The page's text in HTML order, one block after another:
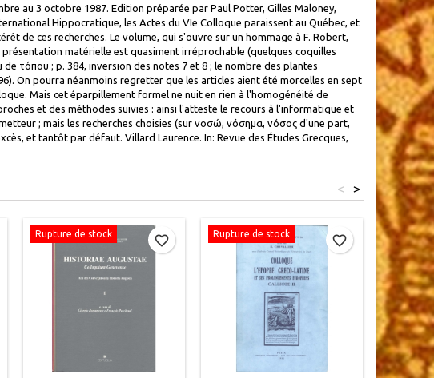
au 3 octobre 1987. Edition préparée par Paul Potter, Gilles Maloney,
Hippocratique, les Actes du VIe Colloque paraissent au Québec, et
de ces recherches. Le volume, qui s'ouvre sur un hommage à F. Robert,
matérielle est quasiment irréprochable (quelques coquilles
τόπου ; p. 384, inversion des notes 7 et 8 ; le nombre des plantes
On pourra néanmoins regretter que les articles aient été morcelles en sept
Mais cet éparpillement formel ne nuit en rien à l'homogénéité de
et des méthodes suivies : ainsi l'atteste le recours à l'informatique et
; mais les recherches choisies (sur νοσώ, νόσημα, νόσος d'une part,
et tantôt par défaut. Villard Laurence. In: Revue des Études Grecques,
>
<
Rupture de stock favorite_border Rupture de stock favorite_border